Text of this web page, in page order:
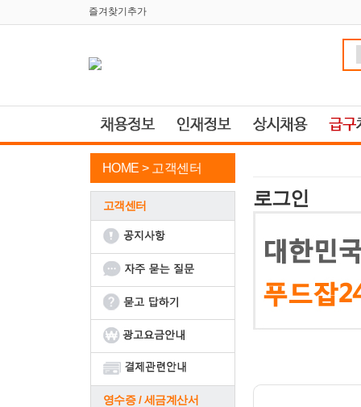
즐겨찾기추가
HOME > 고객센터
고객센터
영수증 / 세금계산서
로그인